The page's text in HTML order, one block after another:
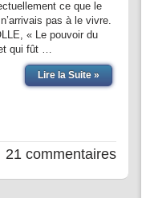
ce que le
pas à le vivre.
« Le pouvoir du
qui fût …
Lire la Suite »
21 commentaires